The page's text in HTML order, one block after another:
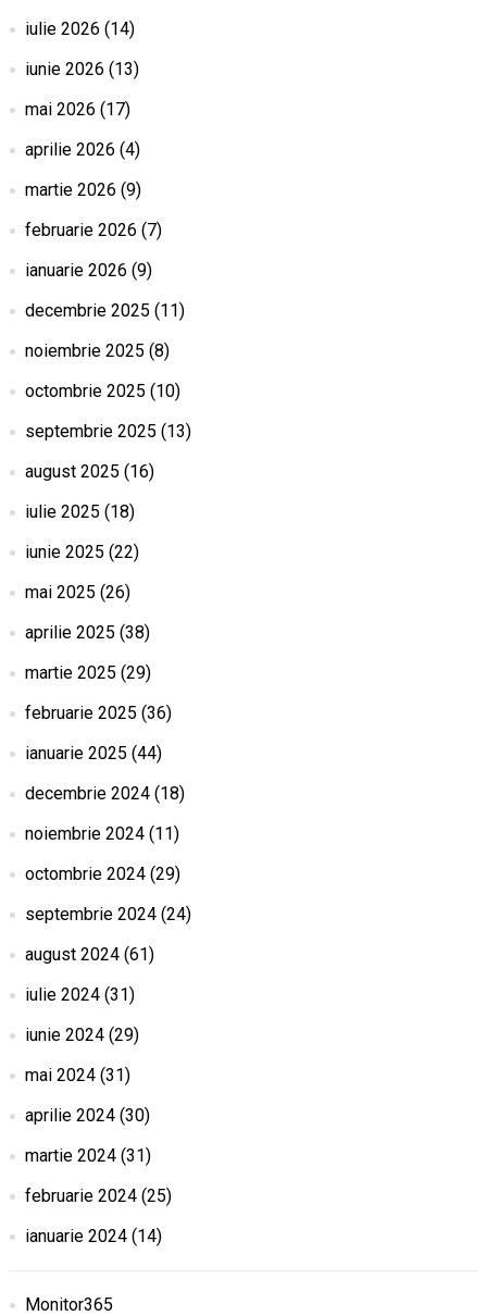
iulie 2026 (14)
iunie 2026 (13)
mai 2026 (17)
aprilie 2026 (4)
martie 2026 (9)
februarie 2026 (7)
ianuarie 2026 (9)
decembrie 2025 (11)
noiembrie 2025 (8)
octombrie 2025 (10)
septembrie 2025 (13)
august 2025 (16)
iulie 2025 (18)
iunie 2025 (22)
mai 2025 (26)
aprilie 2025 (38)
martie 2025 (29)
februarie 2025 (36)
ianuarie 2025 (44)
decembrie 2024(18)
noiembrie 2024(11)
octombrie 2024(29)
septembrie 2024(24)
august 2024(61)
iulie 2024(31)
iunie 2024(29)
mai 2024(31)
aprilie 2024(30)
martie 2024(31)
februarie 2024(25)
ianuarie 2024(14)
Monitor365